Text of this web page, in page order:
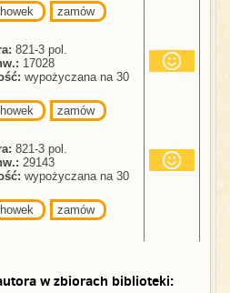
zamów
821-3 pol.
17028
wypożyczana na 30
zamów
821-3 pol.
29143
wypożyczana na 30
zamów
w zbiorach biblioteki: